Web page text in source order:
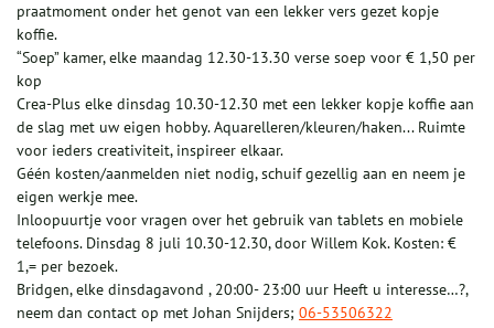
praatmoment onder het genot van een lekker vers gezet kopje
koffie.
“Soep” kamer, elke maandag 12.30-13.30 verse soep voor € 1,50 per
kop
Crea-Plus elke dinsdag 10.30-12.30 met een lekker kopje koffie aan
de slag met uw eigen hobby. Aquarelleren/kleuren/haken... Ruimte
voor ieders creativiteit, inspireer elkaar.
Géén kosten/aanmelden niet nodig, schuif gezellig aan en neem je
eigen werkje mee.
Inloopuurtje voor vragen over het gebruik van tablets en mobiele
telefoons. Dinsdag 8 juli 10.30-12.30, door Willem Kok. Kosten: €
1,= per bezoek.
Bridgen, elke dinsdagavond , 20:00- 23:00 uur Heeft u interesse…?,
neem dan contact op met Johan Snijders; 06-53506322